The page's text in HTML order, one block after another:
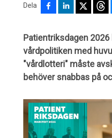
Dela
Patientriksdagen
vårdpolitiken med
"vårdlotteri" måste
behöver snabbas på